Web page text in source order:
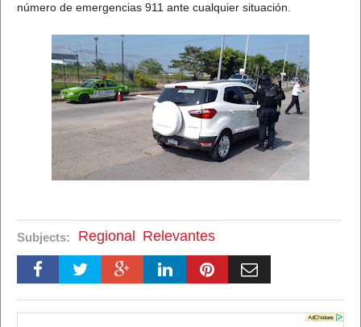
número de emergencias 911 ante cualquier situación.
Subjects: Regional Relevantes